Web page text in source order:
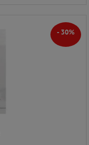
- 30%